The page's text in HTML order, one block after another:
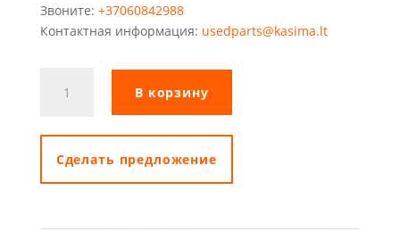
Звоните: +37060842988
Контактная информация: usedparts@kasima.lt
товара
аккумулятор
Volvo
EW160B
В корзину
Cделать предложение